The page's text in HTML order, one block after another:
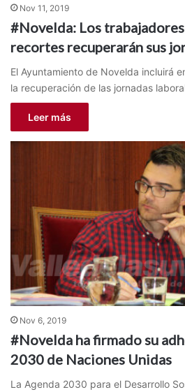
Nov 11, 2019
#Novelda: Los
recortes recuperarán sus
El Ayuntamiento de Novelda incluirá
la recuperación de las jornadas
Leer más
Nov 6, 2019
#Novelda ha firmado su
2030 de Naciones Unidas
La Agenda 2030 para el Desarrollo